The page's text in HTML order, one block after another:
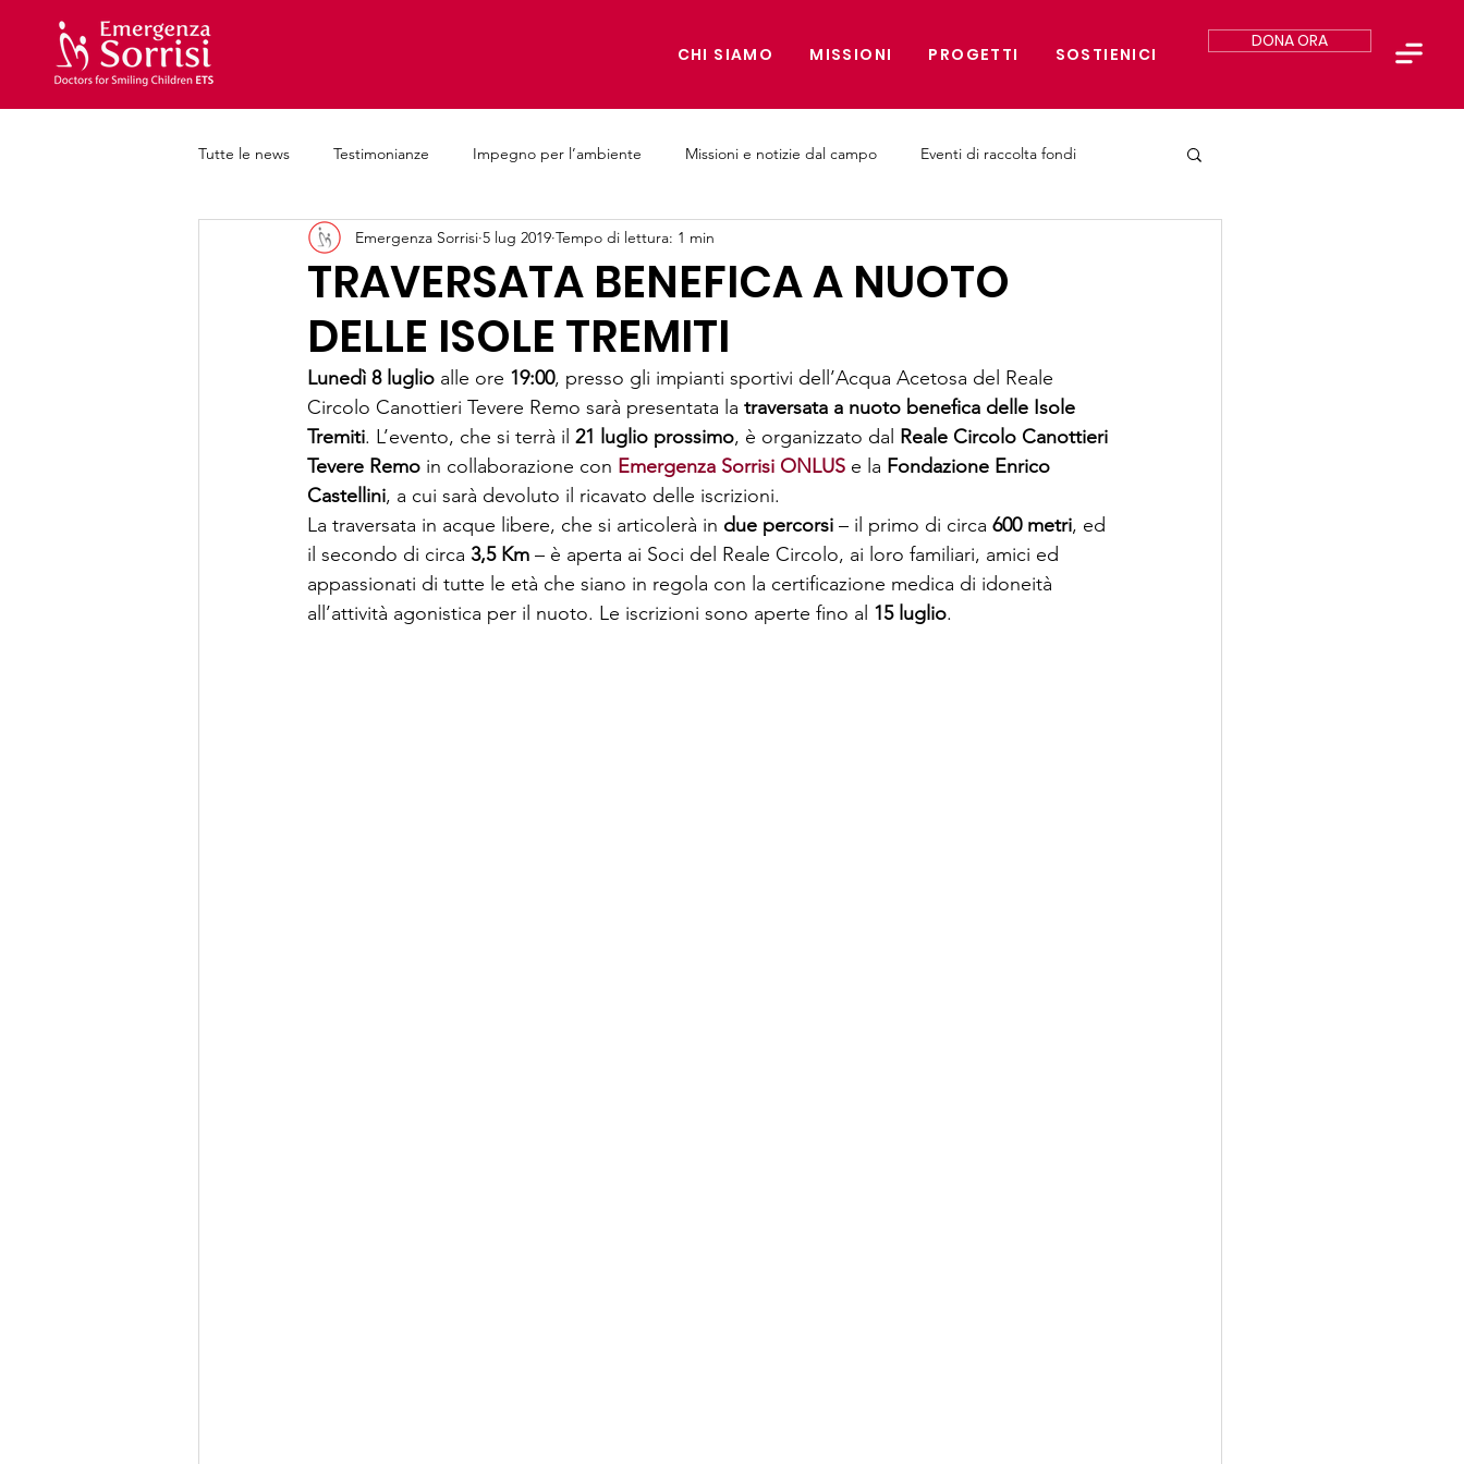
CHI SIAMO MISSIONI PROGETTI SOSTIENICI
DONA ORA
Tutte le news Testimonianze Impegno per l’ambiente Missioni e notizie dal campo Eventi di raccolta fondi
Iniziative e progetti Formazione Medici
TRAVERSATA BENEFICA A NUOTO
DELLE ISOLE TREMITI
Emergenza Sorrisi 5 lug 2019 Tempo di lettura: 1 min
Lunedì 8 luglio alle ore 19:00, presso gli impianti sportivi dell’Acqua Acetosa del Reale
Circolo Canottieri Tevere Remo sarà presentata la traversata a nuoto benefica delle Isole
Tremiti. L’evento, che si terrà il 21 luglio prossimo, è organizzato dal Reale Circolo Canottieri
Tevere Remo in collaborazione con Emergenza Sorrisi ONLUS e la Fondazione Enrico
Castellini, a cui sarà devoluto il ricavato delle iscrizioni.
La traversata in acque libere, che si articolerà in due percorsi – il primo di circa 600 metri, ed
il secondo di circa 3,5 Km – è aperta ai Soci del Reale Circolo, ai loro familiari, amici ed
appassionati di tutte le età che siano in regola con la certificazione medica di idoneità
all’attività agonistica per il nuoto. Le iscrizioni sono aperte fino al 15 luglio.